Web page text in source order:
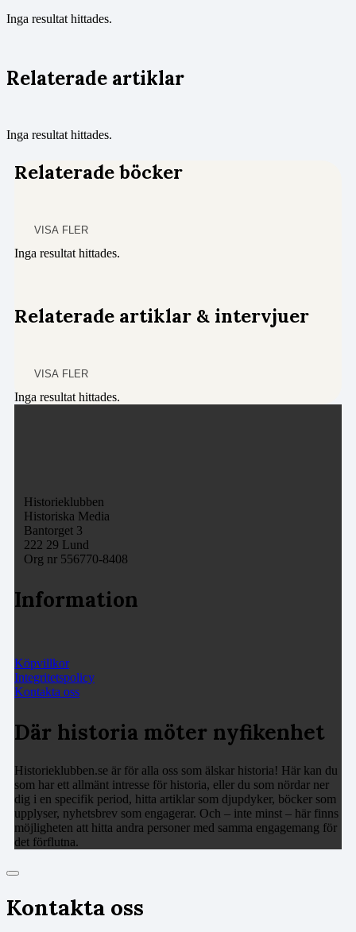
Inga resultat hittades.
Relaterade artiklar
Inga resultat hittades.
Relaterade böcker
VISA FLER
Inga resultat hittades.
Relaterade artiklar & intervjuer
VISA FLER
Inga resultat hittades.
Historieklubben
Historiska Media
Bantorget 3
222 29 Lund
Org nr 556770-8408
Information
Köpvillkor
Integritetspolicy
Kontakta oss
Där historia möter nyfikenhet
Historieklubben.se är för alla oss som älskar historia! Här kan du
som har ett allmänt intresse för historia, eller du som nördar ner
dig i en specifik period, hitta artiklar som djupdyker, böcker som
upplyser, nyhetsbrev som engagerar. Och – inte minst – här finns
möjligheten att hitta andra personer med samma engagemang för
det förflutna.
Kontakta oss